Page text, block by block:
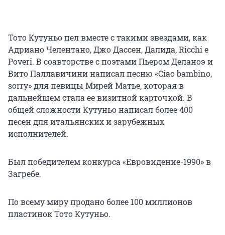
Тото Кутуньо пел вместе с такими звездами, как
Адриано Челентано, Джо Дассен, Далида, Ricchi e
Poveri. В соавторстве с поэтами Пьером Деланоэ и
Вито Паллавичини написал песню «Ciao bambino,
sorry» для певицы Мирей Матье, которая в
дальнейшем стала ее визитной карточкой. В
общей сложности Кутуньо написал более 400
песен для итальянских и зарубежных
исполнителей.
Был победителем конкурса «Евровидение-1990» в
Загребе.
По всему миру продано более 100 миллионов
пластинок Тото Кутуньо.